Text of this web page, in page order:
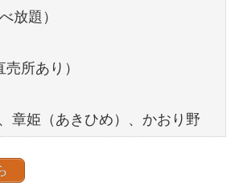
放題）
所あり）
章姫（あきひめ）、かおり野